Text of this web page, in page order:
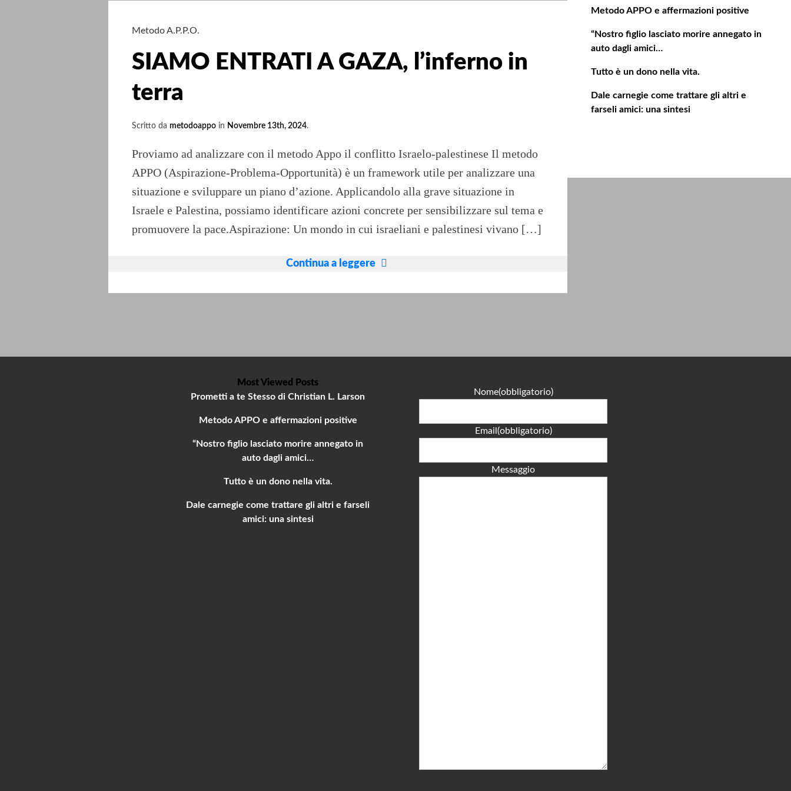
Metodo A.P.P.O.
SIAMO ENTRATI A GAZA, l’inferno in
terra
Scritto da metodoappo in Novembre 13th, 2024.
Proviamo ad analizzare con il metodo Appo il conflitto Israelo-palestinese Il metodo
APPO (Aspirazione-Problema-Opportunità) è un framework utile per analizzare una
situazione e sviluppare un piano d’azione. Applicandolo alla grave situazione in
Israele e Palestina, possiamo identificare azioni concrete per sensibilizzare sul tema e
promuovere la pace.Aspirazione: Un mondo in cui israeliani e palestinesi vivano […]
Continua a leggere
A
terra
Metodo APPO e affermazioni positive
“Nostro figlio lasciato morire annegato in
auto dagli amici…
Tutto è un dono nella vita.
Dale carnegie come trattare gli altri e
farseli amici: una sintesi
Most Viewed Posts
Prometti a te Stesso di Christian L. Larson
Metodo APPO e affermazioni positive
“Nostro figlio lasciato morire annegato in
auto dagli amici…
Tutto è un dono nella vita.
Dale carnegie come trattare gli altri e farseli
amici: una sintesi
Nome(obbligatorio)
Email (obbligatorio)
Messaggio